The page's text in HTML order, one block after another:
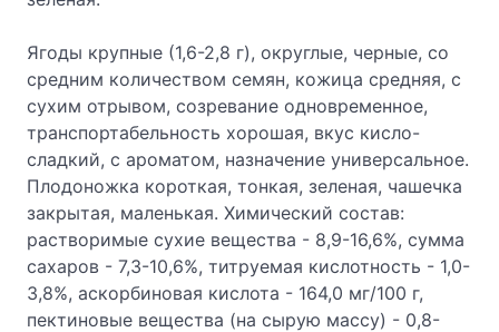
Ягоды крупные (1,6-2,8 г), округлые, черные, со
средним количеством семян, кожица средняя, с
сухим отрывом, созревание одновременное,
транспортабельность хорошая, вкус кисло-
сладкий, с ароматом, назначение универсальное.
Плодоножка короткая, тонкая, зеленая, чашечка
закрытая, маленькая. Химический состав:
растворимые сухие вещества - 8,9-16,6%, сумма
сахаров - 7,3-10,6%, титруемая кислотность - 1,0-
3,8%, аскорбиновая кислота - 164,0 мг/100 г,
пектиновые вещества (на сырую массу) - 0,8-